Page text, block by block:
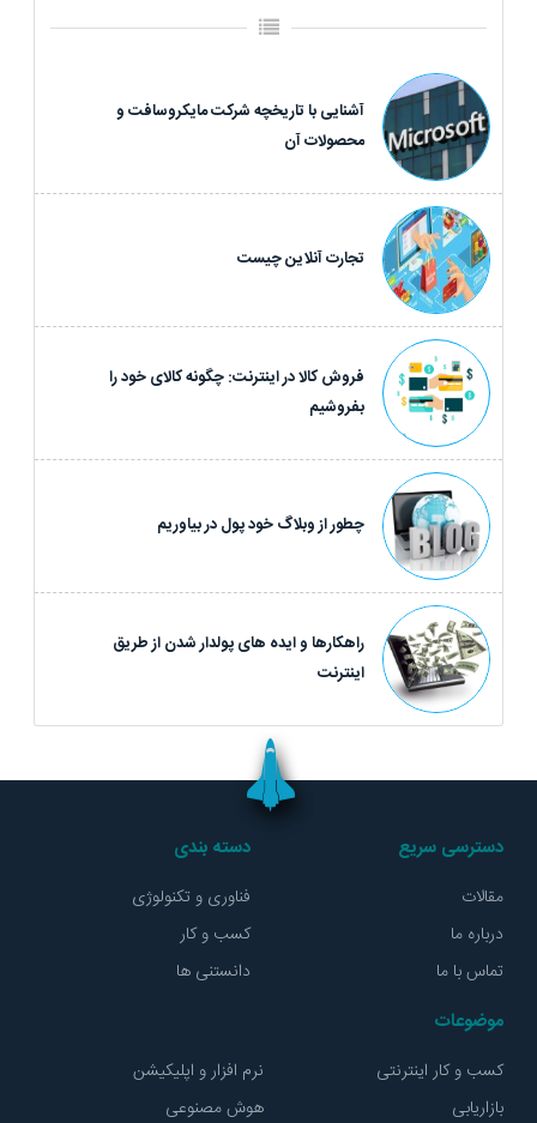
آشنایی با تاریخچه شرکت مایکروسافت و
محصولات آن
تجارت آنلاین چیست
فروش کالا در اینترنت: چگونه کالای خود را
بفروشیم
چطور از وبلاگ خود پول در بیاوریم
راهکارها و ایده های پولدار شدن از طریق
اینترنت
دسترسی سریع
مقالات
درباره ما
تماس با ما
دسته بندی
فناوری و تکنولوژی
کسب و کار
دانستنی ها
موضوعات
کسب و کار اینترنتی
بازاریابی
نرم افزار و اپلیکیشن
هوش مصنوعی